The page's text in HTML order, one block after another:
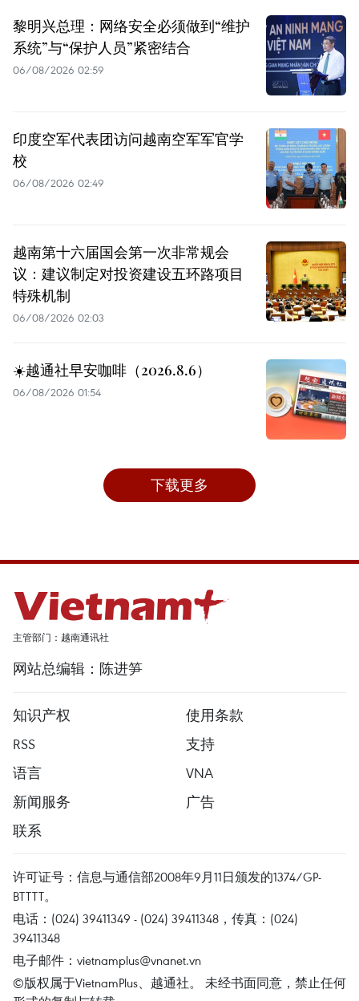
黎明兴总理：网络安全必须做到“维护
系统”与“保护人员”紧密结合
06/08/2026 02:59
印度空军代表团访问越南空军军官学
校
06/08/2026 02:49
越南第十六届国会第一次非常规会
议：建议制定对投资建设五环路项目
特殊机制
06/08/2026 02:03
☀️越通社早安咖啡（2026.8.6）
06/08/2026 01:54
下载更多
主管部门：越南通讯社
网站总编辑：陈进笋
知识产权
使用条款
RSS
支持
语言
VNA
新闻服务
广告
联系
许可证号：信息与通信部2008年9月11日颁发的1374/GP-
BTTTT。
电话：(024) 39411349 - (024) 39411348，传真：(024)
39411348
电子邮件： vietnamplus@vnanet.vn
©版权属于VietnamPlus、越通社。 未经书面同意，禁止任何